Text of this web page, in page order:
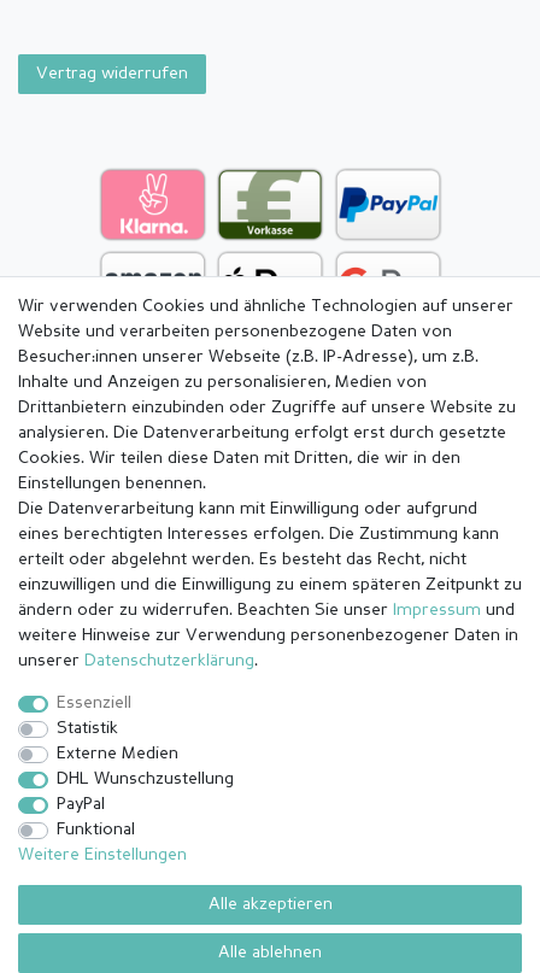
Vertrag widerrufen
Impressum Daten­schutz­erklärung
Barrierefreiheitserklärung
© Copyright 2026 | Alle Rechte vorbehalten.
¹ Alle bezahlten Bestellungen bis 14 Uhr werden am selben Tag (Mo-
Fr außer Feiertage) versendet außer angefertigte Ware
Wir verwenden Cookies und ähnliche Technologien auf unserer
Website und verarbeiten personenbezogene Daten von
Besucher:innen unserer Webseite (z.B. IP-Adresse), um z.B.
Inhalte und Anzeigen zu personalisieren, Medien von
Drittanbietern einzubinden oder Zugriffe auf unsere Website zu
analysieren. Die Datenverarbeitung erfolgt erst durch gesetzte
Cookies. Wir teilen diese Daten mit Dritten, die wir in den
Einstellungen benennen.
Die Datenverarbeitung kann mit Einwilligung oder aufgrund
eines berechtigten Interesses erfolgen. Die Zustimmung kann
erteilt oder abgelehnt werden. Es besteht das Recht, nicht
einzuwilligen und die Einwilligung zu einem späteren Zeitpunkt zu
ändern oder zu widerrufen. Beachten Sie unser Impressum und
weitere Hinweise zur Verwendung personenbezogener Daten in
unserer Daten­schutz­erklärung.
Essenziell
Statistik
Externe Medien
DHL Wunschzustellung
PayPal
Funktional
Weitere Einstellungen
Alle akzeptieren
Alle ablehnen